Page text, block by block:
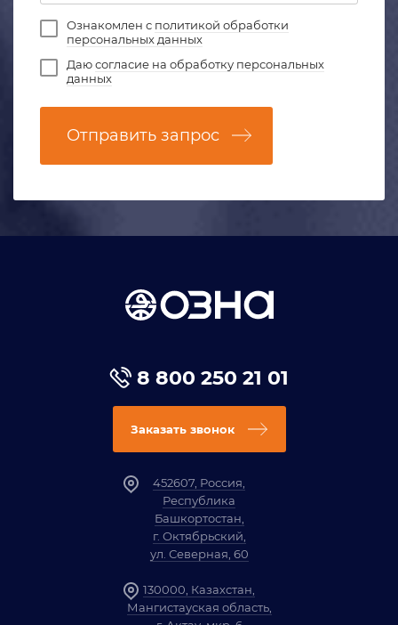
Ознакомлен с политикой обработки
персональных данных
Даюсогласие на обработку персональных
данных
Отправить запрос
8 800 250 21 01
Заказать звонок
452607, Россия,
Республика
Башкортостан,
г. Октябрьский,
ул. Северная, 60
130000, Казахстан,
Мангистауская область,